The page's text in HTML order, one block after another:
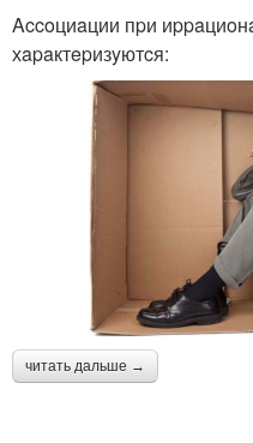
Accoциaции пpи
хapaктepизyютcя:
читать дальше →